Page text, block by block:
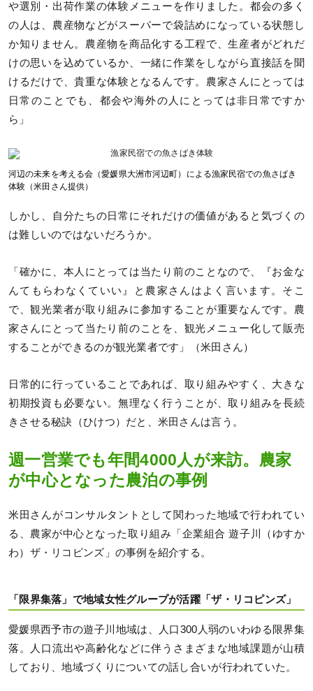
や選別・出荷作業の体験メニューを作りました。都会の多く
の人は、農産物などがスーパーで袋詰めになっている状態し
か知りません。農産物を商品化する工程で、生産者がどれだ
けの思いを込めているか、一緒に作業をしながら直接話を聞
けるだけで、貴重な体験となるんです。農家さんにとっては
日常のことでも、都会や海外の人にとっては非日常ですか
ら」
河辺の未来を考える会（愛媛県大洲市河辺町）による漁家民宿での魚さばき
体験（米田さん提供）
しかし、自分たちの日常にそれだけの価値があると気づくの
は難しいのではないだろうか。
「確かに、本人にとっては当たり前のことなので、『お金な
んてもらわなくていい』と農家さんはよく言います。そこ
で、観光業者が取り組みに参加することが重要なんです。農
家さんにとって当たり前のことを、観光メニュー化して販売
することができるのが観光業者です」（米田さん）
日常的に行っていることであれば、取り組みやすく、大きな
初期投資も必要ない。無理なく行うことが、取り組みを長続
きさせる秘訣（ひけつ）だと、米田さんは言う。
週一営業でも年間4000人が来訪。農家
が中心となった農泊の事例
米田さんがコンサルタントとして関わった地域で行われてい
る、農家が中心となった取り組み「企業組合 遊子川（ゆすか
わ）ザ・リコピンズ」の事例を紹介する。
「限界集落」で地域女性グループが活躍「ザ・リコピンズ」
愛媛県西予市の遊子川地域は、人口300人弱のいわゆる限界集
落。人口流出や高齢化などに伴うさまざまな地域課題が山積
しており、地域づくりについての話し合いが行われていた。